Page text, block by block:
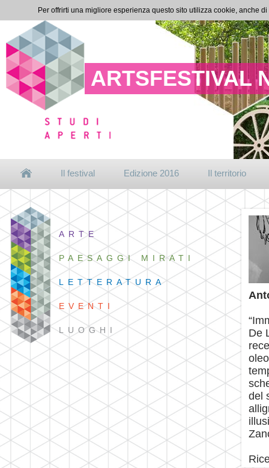
ARTSFESTIVAL
Il festival Edizione 2016 Il territorio
ARTE
PAESAGGI MIRATI
LETTERATURA
EVENTI
LUOGHI
De
del
Per offrirti una migliore esperienza questo sito utilizza cookie, anche